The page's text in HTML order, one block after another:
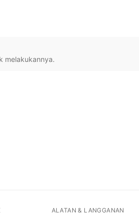
melakukannya.
ALATAN & LANGGANAN